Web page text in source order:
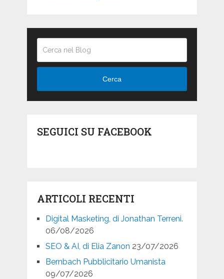
Cerca
SEGUICI SU FACEBOOK
ARTICOLI RECENTI
Digital Masketing, di Jonathan Terreni.
06/08/2026
SEO & AI, di Elia Zanon 23/07/2026
Bernbach Pubblicitario Umanista
09/07/2026